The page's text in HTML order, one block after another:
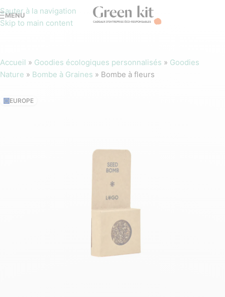
Sauter à la navigation
Skip to main content
MENU
Accueil » Goodies écologiques personnalisés » Goodies
Nature » Bombe à Graines » Bombe à fleurs
EUROPE